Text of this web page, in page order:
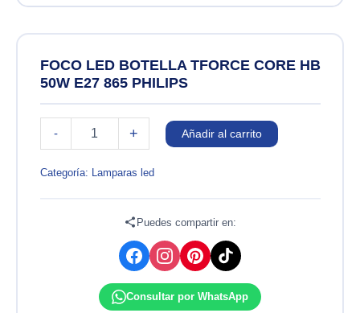
FOCO LED BOTELLA TFORCE CORE HB
50W E27 865 PHILIPS
-
TFORCE
+ Añadir al carrito
Categoría: Lamparas led
Puedes compartir en:
Consultar por WhatsApp